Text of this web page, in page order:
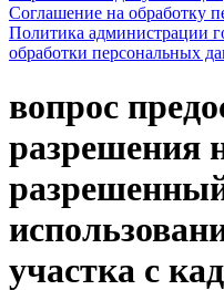
Соглашение на обработку
Политика администрации
обработки персональных
вопрос
разрешения
участка с